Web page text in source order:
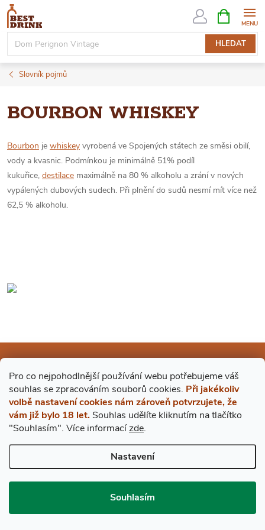
Pro co nejpohodlnější používání webu potřebujeme váš
souhlas se zpracováním souborů cookies. Při jakékoliv
volbě nastavení cookies nám zároveň potvrzujete, že
vám již bylo 18 let. Souhlas udělíte kliknutím na tlačítko
"Souhlasím". Více informacízde.
Nastavení
Souhlasím
Přejít
obsah
HLEDAT
NÁKUPNÍ
KOŠÍK
Slovník pojmů
BOURBON WHISKEY
Bourbon je whiskey vyrobená ve Spojených státech ze směsi obilí,
vody a kvasnic. Podmínkou je minimálně 51% podíl
kukuřice, destilace maximálně na 80 % alkoholu a zrání v nových
vypálených dubových sudech. Při plnění do sudů nesmí mít více než
62,5 % alkoholu.
Z
Á
P
A
T
a slevách
E-mail
Vložením e-mailu souhlasíte s podmínkami ochrany osobních údajů
ODEBÍRAT